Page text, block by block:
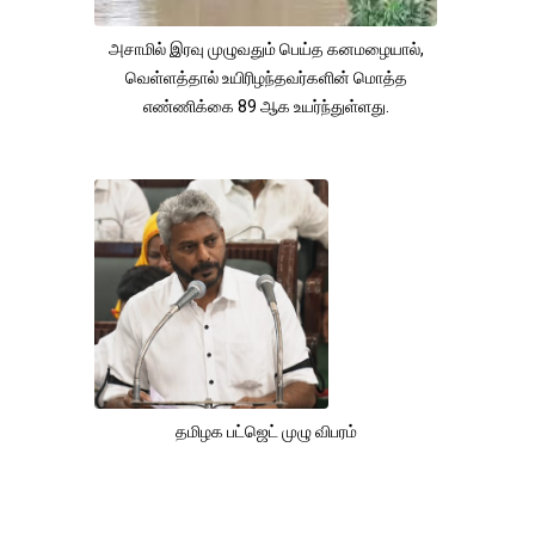
அசாமில் இரவு முழுவதும் பெய்த கனமழையால்,
வெள்ளத்தால் உயிரிழந்தவர்களின் மொத்த
எண்ணிக்கை 89 ஆக உயர்ந்துள்ளது.
தமிழக பட்ஜெட் முழு விபரம்